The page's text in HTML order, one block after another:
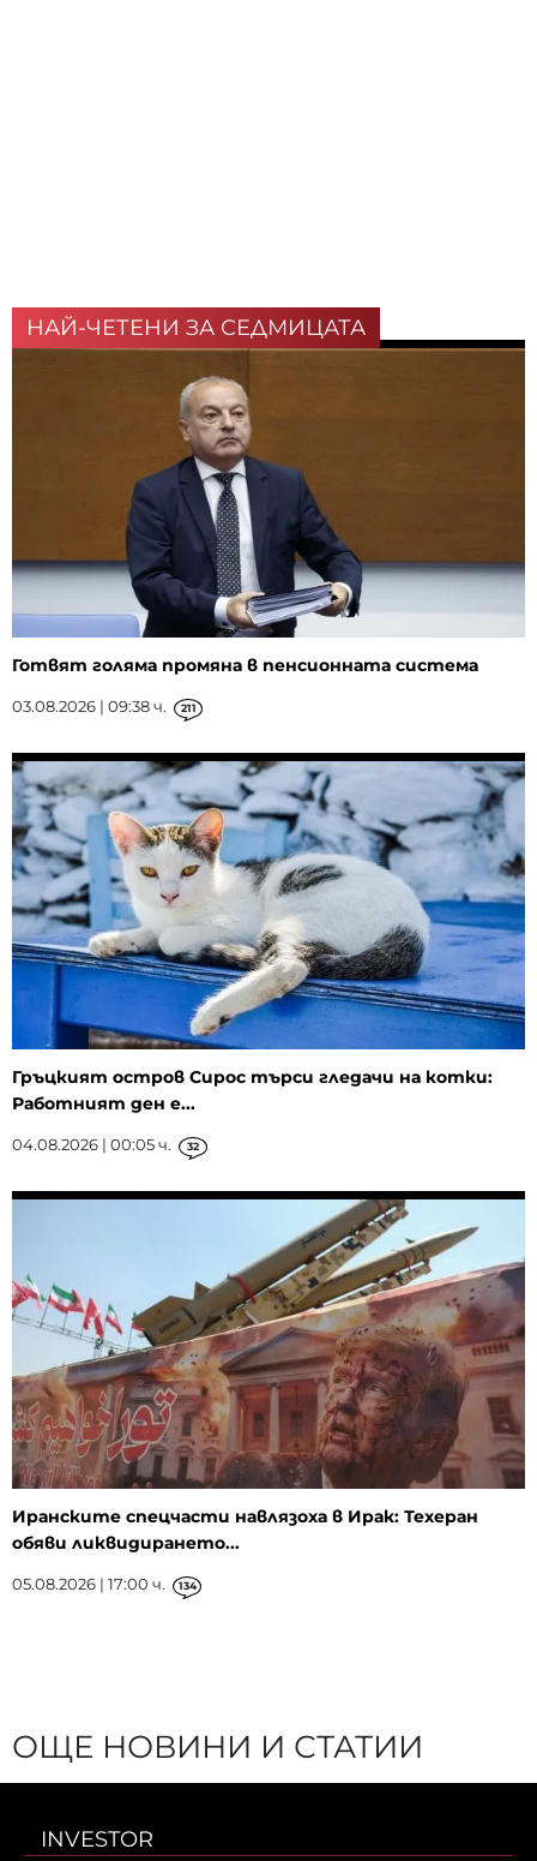
НАЙ-ЧЕТЕНИ ЗА СЕДМИЦАТА
Готвят голяма промяна в пенсионната система
03.08.2026 | 09:38 ч. 211
Гръцкият остров Сирос търси гледачи на котки:
Работният ден е...
04.08.2026 | 00:05 ч. 32
Иранските спецчасти навлязоха в Ирак: Техеран
обяви ликвидирането...
05.08.2026 | 17:00 ч. 134
ОЩЕ НОВИНИ И СТАТИИ
INVESTOR